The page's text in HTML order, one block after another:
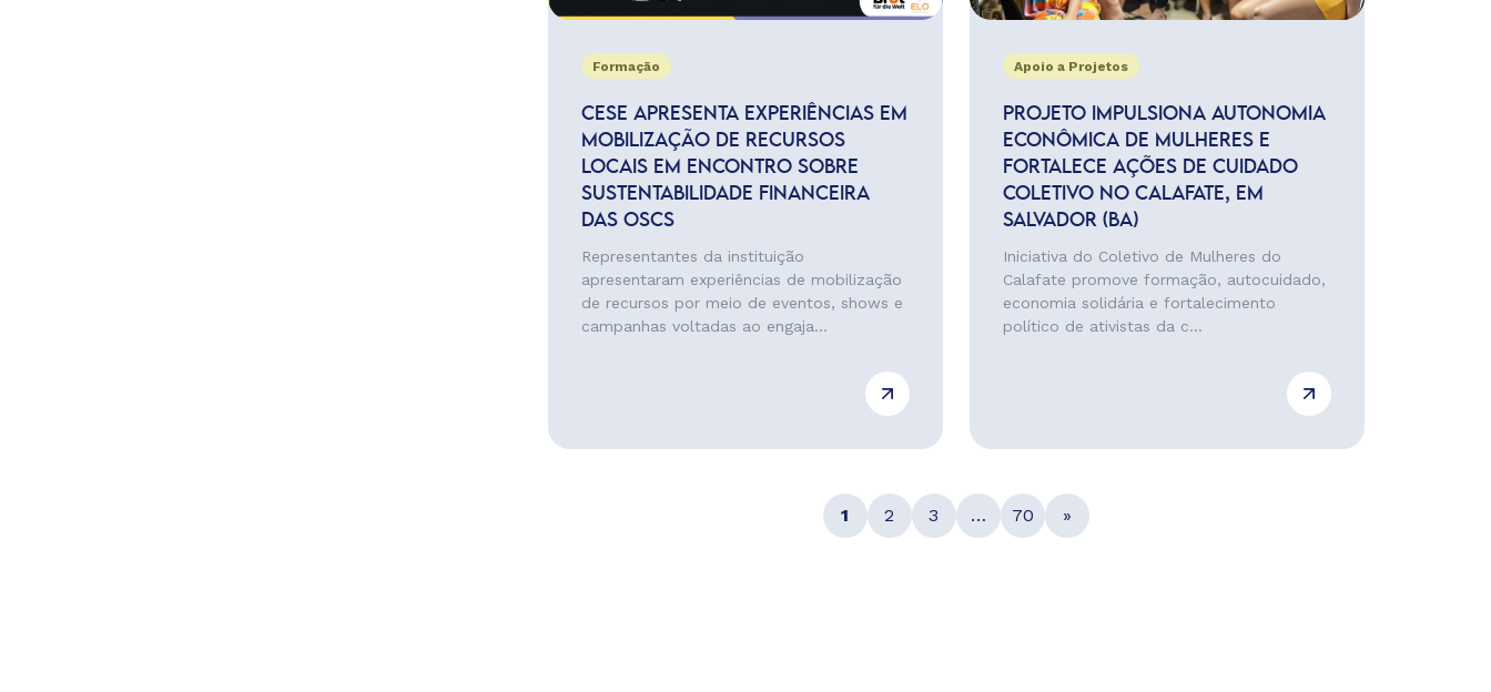
Formação
CESE APRESENTA EXPERIÊNCIAS EM
MOBILIZAÇÃO DE RECURSOS
LOCAIS EM ENCONTRO SOBRE
SUSTENTABILIDADE FINANCEIRA
DAS OSCS
Representantes da instituição
apresentaram experiências de mobilização
de recursos por meio de eventos, shows e
campanhas voltadas ao engaja...
Apoio a Projetos
PROJETO IMPULSIONA AUTONOMIA
ECONÔMICA DE MULHERES E
FORTALECE AÇÕES DE CUIDADO
COLETIVO NO CALAFATE, EM
SALVADOR (BA)
Iniciativa do Coletivo de Mulheres do
Calafate promove formação, autocuidado,
economia solidária e fortalecimento
político de ativistas da c...
1 2 3 … 70 »